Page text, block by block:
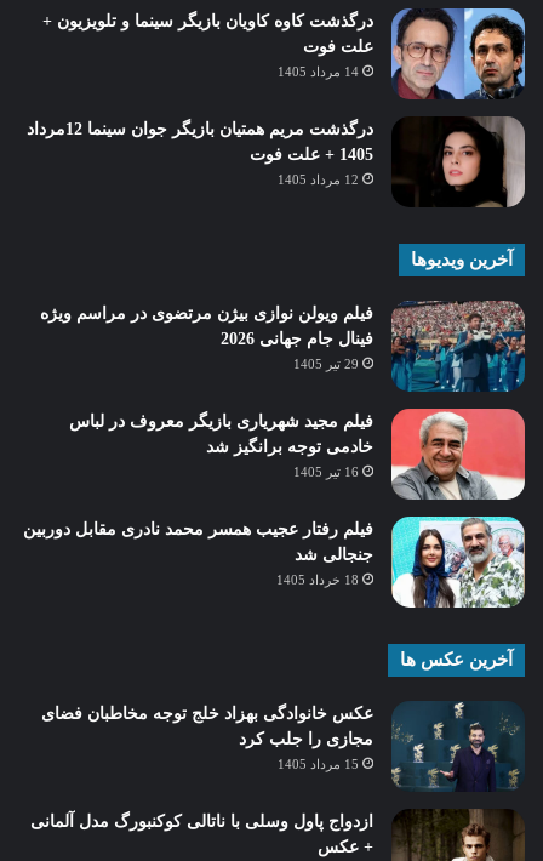
درگذشت کاوه کاویان بازیگر سینما و تلویزیون +
علت فوت
14 مرداد 1405
درگذشت مریم همتیان بازیگر جوان سینما 12مرداد
1405 + علت فوت
12 مرداد 1405
آخرین ویدیوها
فیلم ویولن نوازی بیژن مرتضوی در مراسم ویژه
فینال جام جهانی 2026
29 تیر 1405
فیلم مجید شهریاری بازیگر معروف در لباس
خادمی توجه برانگیز شد
16 تیر 1405
فیلم رفتار عجیب همسر محمد نادری مقابل دوربین
جنجالی شد
18 خرداد 1405
آخرین عکس ها
عکس خانوادگی بهزاد خلج توجه مخاطبان فضای
مجازی را جلب کرد
15 مرداد 1405
ازدواج پاول وسلی با ناتالی کوکنبورگ مدل آلمانی
+ عکس